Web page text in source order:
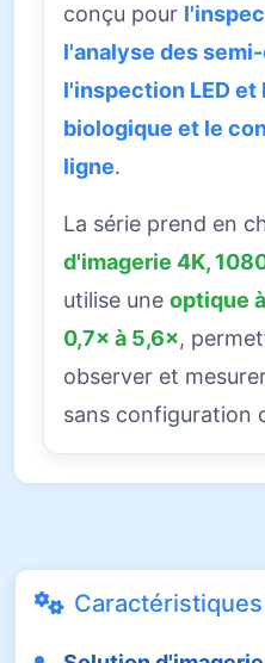
conçu pour
l'analyse des
l'inspection LED et
biologique et le
ligne.
La série prend en
d'imagerie 4K,
utilise une optique
0,7× à 5,6×,
observer et
sans configuration